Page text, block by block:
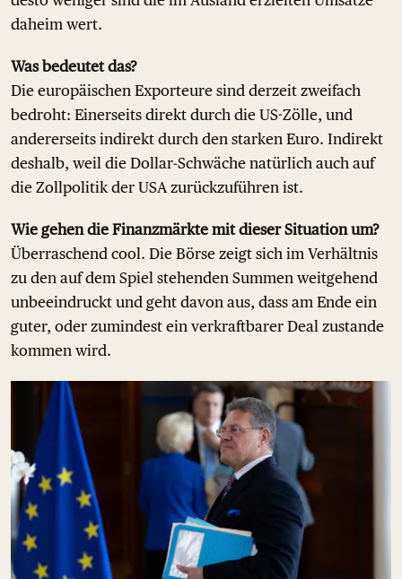
daheim wert.
Was bedeutet das?
Die europäischen Exporteure sind derzeit zweifach
bedroht: Einerseits direkt durch die US-Zölle, und
andererseits indirekt durch den starken Euro. Indirekt
deshalb, weil die Dollar-Schwäche natürlich auch auf
die Zollpolitik der USA zurückzuführen ist.
Wie gehen die Finanzmärkte mit dieser Situation um?
Überraschend cool. Die Börse zeigt sich im Verhältnis
zu den auf dem Spiel stehenden Summen weitgehend
unbeeindruckt und geht davon aus, dass am Ende ein
guter, oder zumindest ein verkraftbarer Deal zustande
kommen wird.